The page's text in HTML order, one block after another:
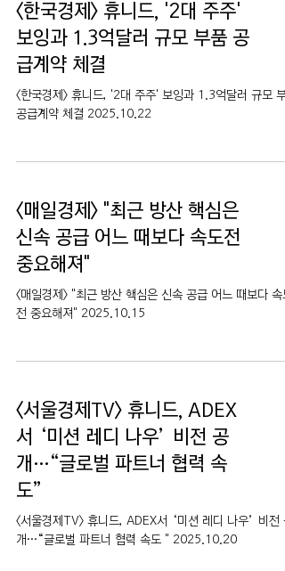
<한국경제> 휴니드, '2대 주주'
보잉과 1.3억달러 규모 부품 공
급계약 체결
<한국경제> 휴니드, '2대 주주' 보잉과 1.3억달러 규모 부
공급계약 체결 2025.10.22
<매일경제> "최근 방산 핵심은
신속 공급 어느 때보다 속도전
중요해져"
<매일경제> "최근 방산 핵심은 신속 공급 어느 때보다 속
전 중요해져" 2025.10.15
<서울경제TV> 휴니드, ADEX
서 ‘미션 레디 나우’ 비전 공
개…“글로벌 파트너 협력 속
도”
<서울경제TV> 휴니드, ADEX서 ‘미션 레디 나우’ 비전
개…“글로벌 파트너 협력 속도 " 2025.10.20